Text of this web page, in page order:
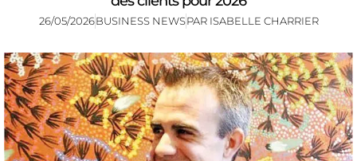
26/05/2026BUSINESS NEWSPAR ISABELLE CHARRIER